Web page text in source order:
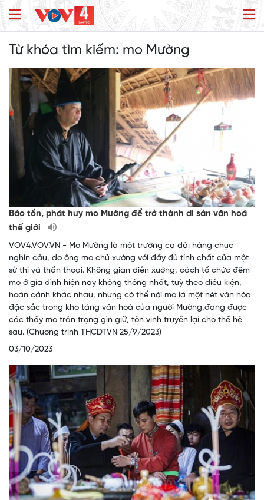
Từ khóa tìm kiếm: mo Mường
Bảo tồn, phát huy mo Mường để trở thành di sản văn hoá
thế giới
VOV4.VOV.VN - Mo Mường là một trường ca dài hàng chục
nghìn câu, do ông mo chủ xướng với đầy đủ tính chất của một
sử thi và thần thoại. Không gian diễn xướng, cách tổ chức đêm
mo ở gia đình hiện nay không thống nhất, tuỳ theo điều kiện,
hoàn cảnh khác nhau, nhưng có thể nói mo là một nét văn hóa
đặc sắc trong kho tàng văn hoá của người Mường,đang được
các thầy mo trân trọng gìn giữ, tôn vinh truyền lại cho thế hệ
sau. (Chương trình THCDTVN 25/9/2023)
03/10/2023